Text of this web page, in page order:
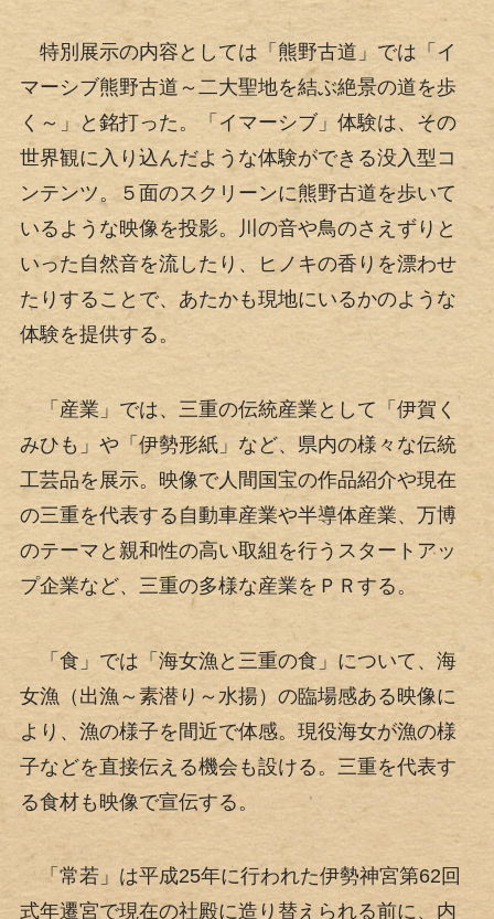
特別展示の内容としては「熊野古道」では「イ
マーシブ熊野古道～二大聖地を結ぶ絶景の道を歩
く～」と銘打った。「イマーシブ」体験は、その
世界観に入り込んだような体験ができる没入型コ
ンテンツ。５面のスクリーンに熊野古道を歩いて
いるような映像を投影。川の音や鳥のさえずりと
いった自然音を流したり、ヒノキの香りを漂わせ
たりすることで、あたかも現地にいるかのような
体験を提供する。
「産業」では、三重の伝統産業として「伊賀く
みひも」や「伊勢形紙」など、県内の様々な伝統
工芸品を展示。映像で人間国宝の作品紹介や現在
の三重を代表する自動車産業や半導体産業、万博
のテーマと親和性の高い取組を行うスタートアッ
プ企業など、三重の多様な産業をＰＲする。
「食」では「海女漁と三重の食」について、海
女漁（出漁～素潜り～水揚）の臨場感ある映像に
より、漁の様子を間近で体感。現役海女が漁の様
子などを直接伝える機会も設ける。三重を代表す
る食材も映像で宣伝する。
「常若」は平成25年に行われた伊勢神宮第62回
式年遷宮で現在の社殿に造り替えられる前に、内